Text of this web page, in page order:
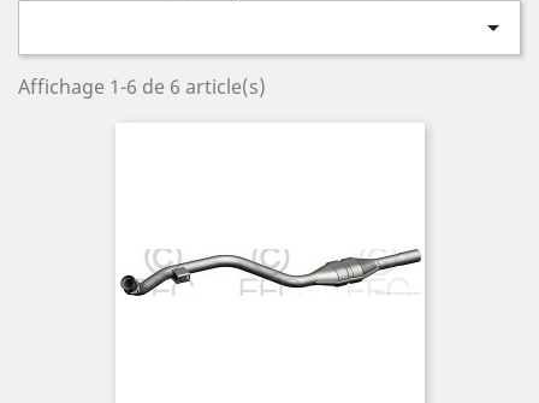

Affichage 1-6 de 6 article(s)